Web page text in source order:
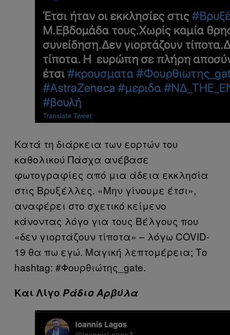
Κατά τη διάρκεια των εορτών του
καθολικού Πάσχα ανέβασε
φωτογραφίες από μια άδεια εκκλησία
στις Βρυξέλλες. «Mην γίνουμε έτσι»,
αναφέρει στο σχετικό κείμενο
κάνοντας λόγο για τους Βέλγους που
«δεν γιορτάζουν τίποτα» – λόγω COVID-
19 θα πω εγώ. Μαγική λεπτομέρεια; Το
hashtag: #Φουρθιώτης_gate.
Και Λίγο Ράδιο Αρβύλα